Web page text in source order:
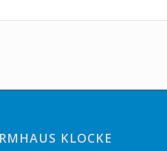
KLOCKE